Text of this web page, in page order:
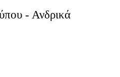
- Ανδρικά